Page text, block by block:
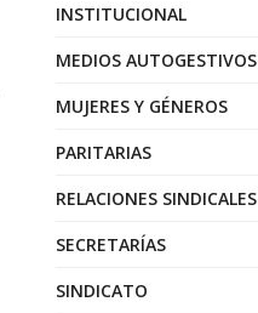
INSTITUCIONAL
MEDIOS AUTOGESTIVOS
MUJERES Y GÉNEROS
PARITARIAS
RELACIONES SINDICALES
SECRETARÍAS
SINDICATO